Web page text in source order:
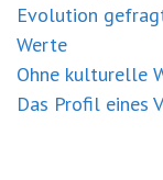
Evolution
Werte
Ohne kulturelle
Das Profil eines